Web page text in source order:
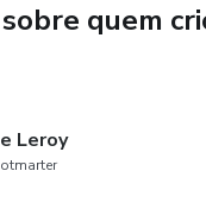
quem
Leroy